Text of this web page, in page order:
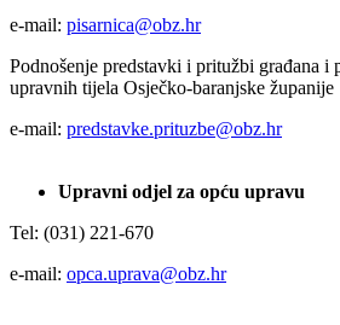
e-mail: pisarnica@obz.hr
Podnošenje predstavki i pritužbi građana i
upravnih tijela Osječko-baranjske županije
e-mail: predstavke.prituzbe@obz.hr
Upravni odjel za opću upravu
Tel: (031) 221-670
e-mail: opca.uprava@obz.hr